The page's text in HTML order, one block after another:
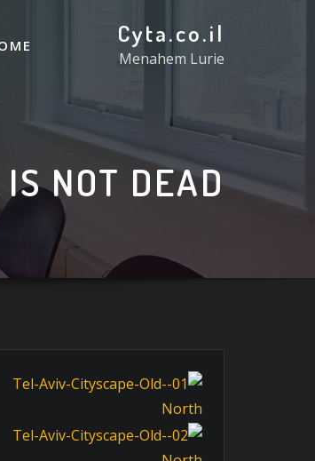
Cyta.co.il
Menahem Lurie
NOT DEAD